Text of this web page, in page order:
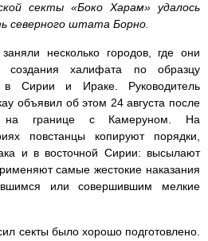
секты «Боко Харам» удалось
северного штата Борно.
несколько городов, где они
создания халифата по образцу
в Сирии и Ираке. Руководитель
объявил об этом 24 августа после
на границе с Камеруном. На
повстанцы копируют порядки,
и в восточной Сирии: высылают
самые жестокие наказания
или совершившим мелкие
секты было хорошо подготовлено.